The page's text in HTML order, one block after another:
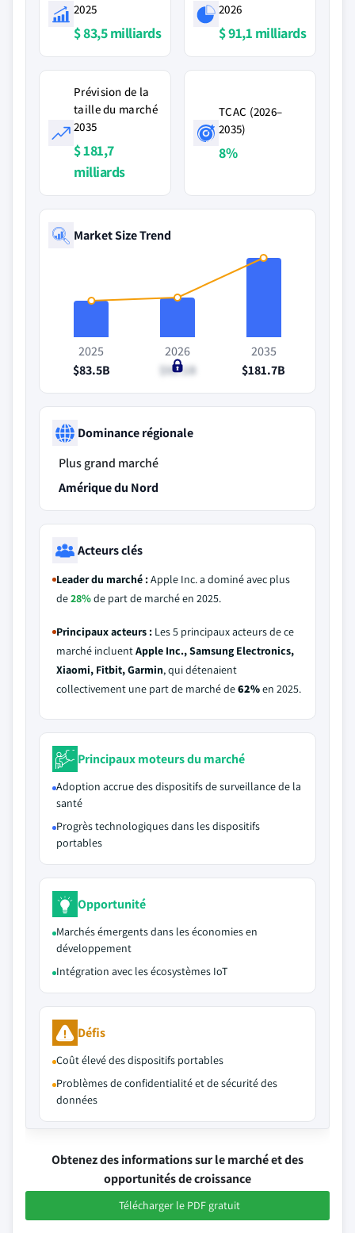
2025
$ 83,5 milliards
2026
$ 91,1 milliards
Prévision de la
taille du marché
2035
$ 181,7
milliards
TCAC (2026–
2035)
8%
Market Size Trend
2025
$83.5B
2026
$91.1B
2035
$181.7B
Dominance régionale
Plus grand marché
Amérique du Nord
Acteurs clés
Leader du marché :Apple Inc. a dominé avec plus
de28%de part de marché en 2025.
Principaux acteurs : Les 5 principaux acteurs de ce
marché incluentApple Inc., Samsung Electronics,
Xiaomi, Fitbit, Garmin, qui détenaient
collectivement une part de marché de62%en 2025.
Principaux moteurs du marché
Adoption accrue des dispositifs de surveillance de la
santé
Progrès technologiques dans les dispositifs
portables
Opportunité
Marchés émergents dans les économies en
développement
Intégration avec les écosystèmes IoT
Défis
Coût élevé des dispositifs portables
Problèmes de confidentialité et de sécurité des
données
Obtenez des informations sur le marché et des
opportunités de croissance
Télécharger le PDF gratuit